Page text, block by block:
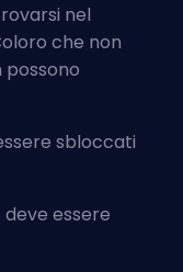
nel
che non
possono
sbloccati
essere